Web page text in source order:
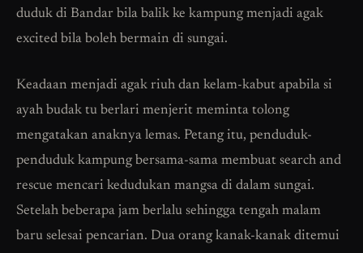
duduk di Bandar bila balik ke kampung menjadi agak
excited bila boleh bermain di sungai.
Keadaan menjadi agak riuh dan kelam-kabut apabila si
ayah budak tu berlari menjerit meminta tolong
mengatakan anaknya lemas. Petang itu, penduduk-
penduduk kampung bersama-sama membuat search and
rescue mencari kedudukan mangsa di dalam sungai.
Setelah beberapa jam berlalu sehingga tengah malam
baru selesai pencarian. Dua orang kanak-kanak ditemui